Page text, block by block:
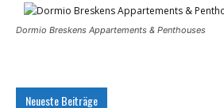
Dormio Breskens Appartements & Penthouses
Neueste Beiträge